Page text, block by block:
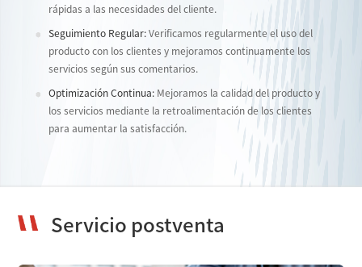
rápidas a las necesidades del cliente.
Seguimiento Regular:Verificamos regularmente el uso del
producto con los clientes y mejoramos continuamente los
servicios según sus comentarios.
Optimización Continua: Mejoramos la calidad del producto y
los servicios mediante la retroalimentación de los clientes
para aumentar la satisfacción.
Servicio postventa